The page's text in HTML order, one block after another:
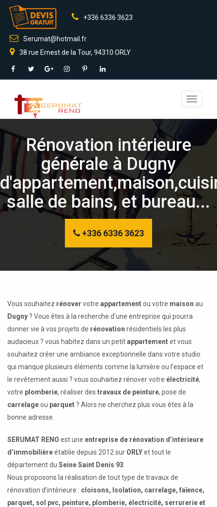
+336 6336 3623
Serumat@hotmail.fr
38 rue Ernest de la Tour, 94310 ORLY
Toggle
Rénovation intérieure
générale à Dugny
salle de bains, et bureau...
+336 6336 3623
Vous souhaitez rénover votre appartementou votre maison au
Dugny ? Vous êtes à la recherche d’une entreprise qui pourra
donner vie à vos projets de rénovation résidentiels les plus
audacieux ? vous habitez dans un petitappartementet vous
souhaitez créer une ambiance exceptionnelle dans votre studio
qui manque plusieurs éléments comme la lumière ou l’espace et
le revêtement aussi ? vous souhaitiez rénover votre électricité,
votre plomberie, réaliser des travaux de peinture, pose de
carrelageou parquet ? Alors ne cherchez plus vous êtes à la
bonne adresse.
SERUMAT RENO est une entreprise de rénovation d’intérieure
d’immobilièreétablie depuis 2012 sur ORLYet tout le
département du Seine Saint Denis 93
Nous proposons la réalisation de tout type de travaux de
rénovation d’intérieure : cloisons, Isolation, carrelage, faïence,
parquet, sol pvc, peinture, plomberie, électricité, serrurerie et